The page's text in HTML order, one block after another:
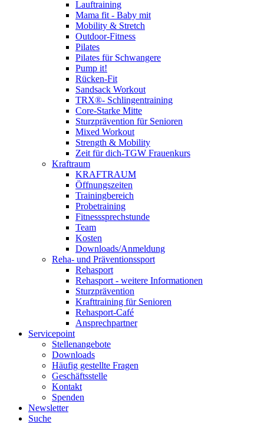
Lauftraining
Mama fit - Baby mit
Mobility & Stretch
Outdoor-Fitness
Pilates
Pilates für Schwangere
Pump it!
Rücken-Fit
Sandsack Workout
TRX®- Schlingentraining
Core-Starke Mitte
Sturzprävention für Senioren
Mixed Workout
Strength & Mobility
Zeit für dich-TGW Frauenkurs
Kraftraum
KRAFTRAUM
Öffnungszeiten
Trainingbereich
Probetraining
Fitnesssprechstunde
Team
Kosten
Downloads/Anmeldung
Reha- und Präventionssport
Rehasport
Rehasport - weitere Informationen
Sturzprävention
Krafttraining für Senioren
Rehasport-Café
Ansprechpartner
Servicepoint
Stellenangebote
Downloads
Häufig gestellte Fragen
Geschäftsstelle
Kontakt
Spenden
Newsletter
Suche